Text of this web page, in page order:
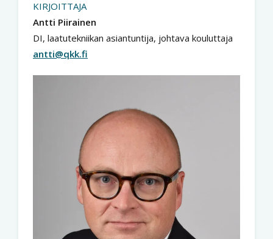
KIRJOITTAJA
Antti Piirainen
DI, laatutekniikan asiantuntija, johtava kouluttaja
antti@qkk.fi